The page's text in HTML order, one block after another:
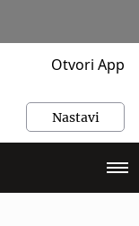
Otvori App
Nastavi